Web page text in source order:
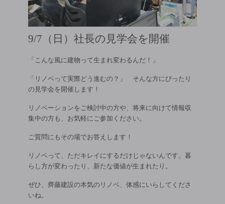
9/7（日）社長の見学会を開催
「こんな風に建物って生まれ変わるんだ！」
「リノベって実際どう進むの？」 そんな方にぴったり
の見学会を開催します！
リノベーションをご検討中の方や、将来に向けて情報収
集中の方も、お気軽にご参加ください。
ご質問にもその場でお答えします！
リノベって、ただキレイにするだけじゃないんです。暮
らし方が変わったり、新たな価値が生まれたり。
ぜひ、齊藤建設の本気のリノベ、体感にいらしてくださ
いね。